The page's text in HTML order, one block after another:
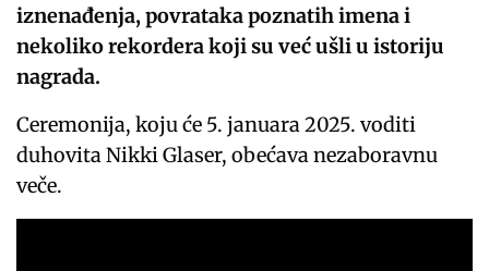
iznenađenja, povrataka poznatih imena i
nekoliko rekordera koji su već ušli u istoriju
nagrada.
Ceremonija, koju će 5. januara 2025. voditi
duhovita Nikki Glaser, obećava nezaboravnu
veče.